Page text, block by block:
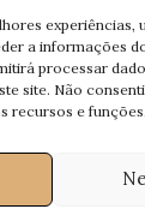
a informações
processar
site. Não
recursos e funções.